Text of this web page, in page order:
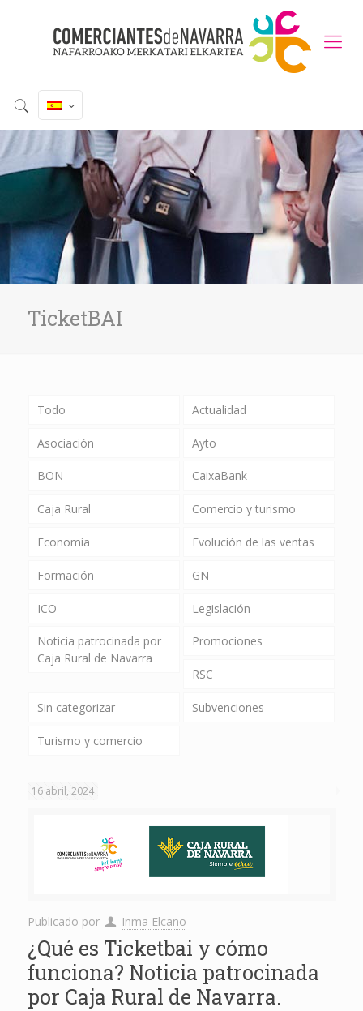
TicketBAI
Todo Actualidad
Asociación Ayto
BON CaixaBank
Caja Rural Comercio y turismo
Economía Evolución de las ventas
Formación GN
ICO Legislación
Noticia patrocinada por
Caja Rural de Navarra
Promociones
RSC
Sin categorizar Subvenciones
Turismo y comercio
16 abril, 2024
Publicado por Inma Elcano
¿Qué es Ticketbai y cómo
funciona? Noticia patrocinada
por Caja Rural de Navarra.